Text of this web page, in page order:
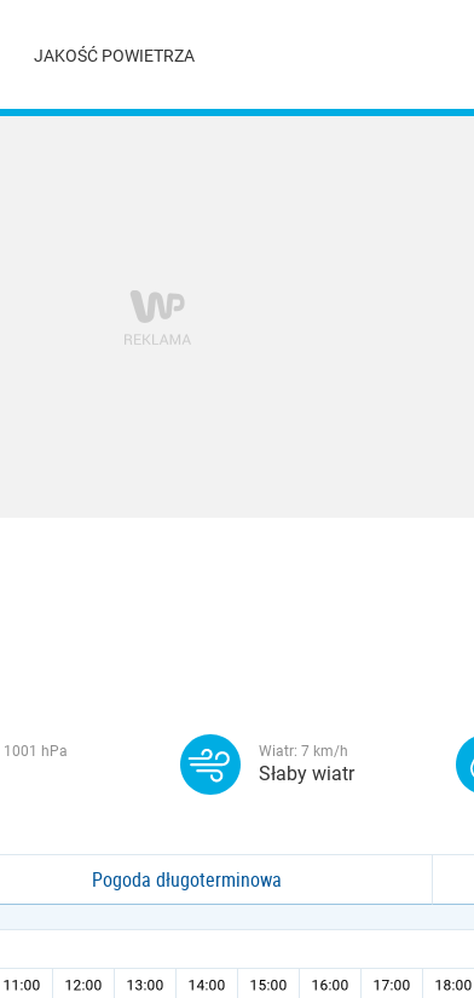
JAKOŚĆ POWIETRZA
1001 hPa Wiatr: 7 km/h
Słaby wiatr
Pogoda długoterminowa